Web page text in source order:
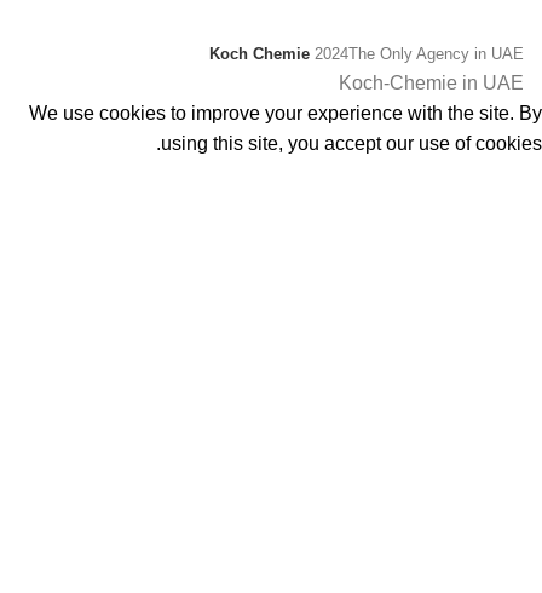
Koch Chemie 2024The Only Agency in UAE
Koch-Chemie in UAE
We use cookies to improve your experience with the site. By
using this site, you accept our use of cookies.